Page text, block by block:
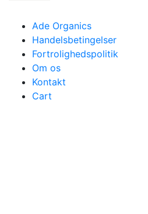
Ade Organics
Handelsbetingelser
Fortrolighedspolitik
Om os
Kontakt
Cart